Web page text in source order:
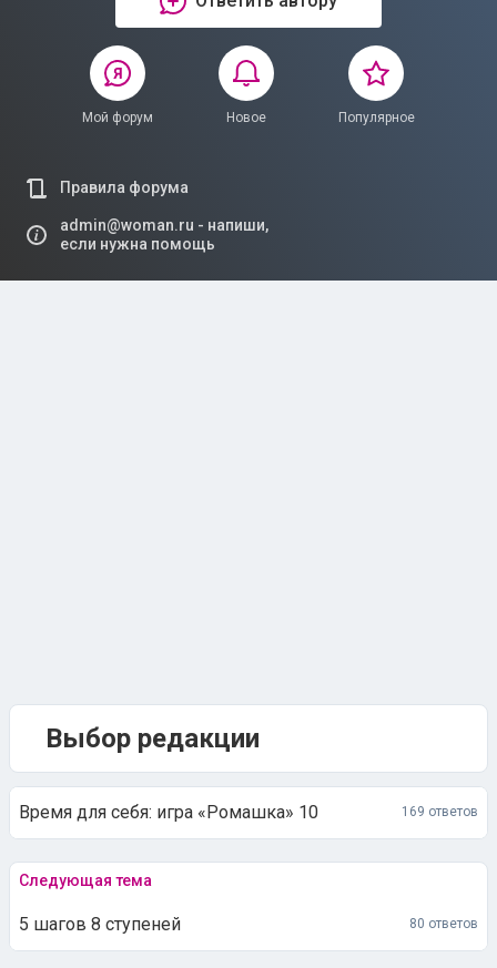
Мой форум Новое Популярное
Правила форума
admin@woman.ru - напиши,
если нужна помощь
Выбор редакции
Время для себя: игра «Ромашка» 10 169 ответов
Следующая тема
5 шагов 8 ступеней 80 ответов